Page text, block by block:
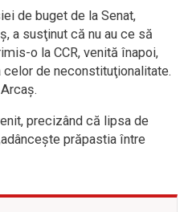
de buget de la Senat,
a susţinut că nu au ce să
o la CCR, venită înapoi,
de neconstituţionalitate.
precizând că lipsa de
prăpastia între